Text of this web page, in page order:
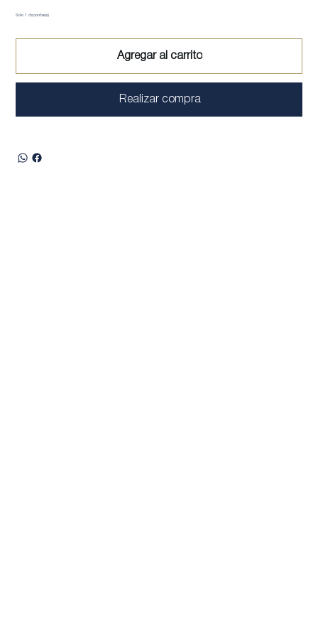
Solo 1 disponible(s)
Agregar al carrito
Realizar compra